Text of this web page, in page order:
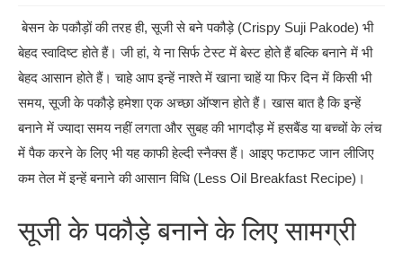
बेसन के पकौड़ों की तरह ही, सूजी से बने पकौड़े (Crispy Suji Pakode) भी
बेहद स्वादिष्ट होते हैं। जी हां, ये ना सिर्फ टेस्ट में बेस्ट होते हैं बल्कि बनाने में भी
बेहद आसान होते हैं। चाहे आप इन्हें नाश्ते में खाना चाहें या फिर दिन में किसी भी
समय, सूजी के पकौड़े हमेशा एक अच्छा ऑप्शन होते हैं। खास बात है कि इन्हें
बनाने में ज्यादा समय नहीं लगता और सुबह की भागदौड़ में हसबैंड या बच्चों के लंच
में पैक करने के लिए भी यह काफी हेल्दी स्नैक्स हैं। आइए फटाफट जान लीजिए
कम तेल में इन्हें बनाने की आसान विधि (Less Oil Breakfast Recipe)।
सूजी के पकौड़े बनाने के लिए सामग्री